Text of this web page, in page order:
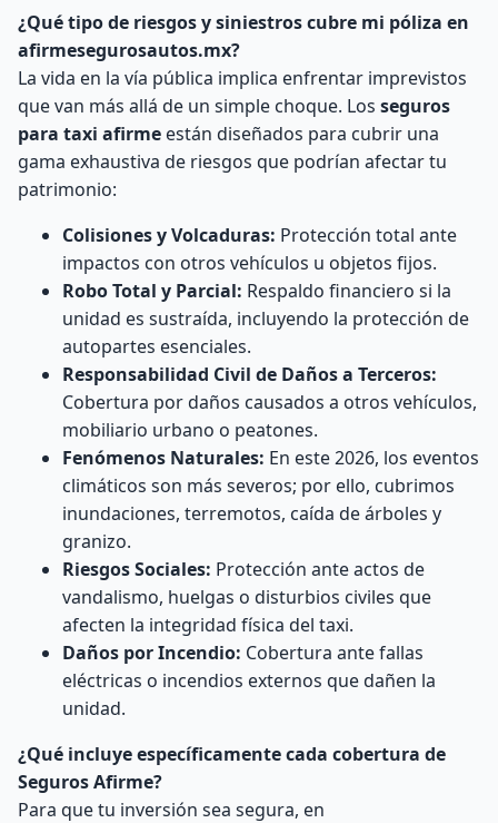
¿Qué tipo de riesgos y siniestros cubre mi póliza en
afirmesegurosautos.mx?
La vida en la vía pública implica enfrentar imprevistos
que van más allá de un simple choque. Los seguros
para taxi afirme están diseñados para cubrir una
gama exhaustiva de riesgos que podrían afectar tu
patrimonio:
Colisiones y Volcaduras: Protección total ante
impactos con otros vehículos u objetos fijos.
Robo Total y Parcial: Respaldo financiero si la
unidad es sustraída, incluyendo la protección de
autopartes esenciales.
Responsabilidad Civil de Daños a Terceros:
Cobertura por daños causados a otros vehículos,
mobiliario urbano o peatones.
Fenómenos Naturales: En este 2026, los eventos
climáticos son más severos; por ello, cubrimos
inundaciones, terremotos, caída de árboles y
granizo.
Riesgos Sociales: Protección ante actos de
vandalismo, huelgas o disturbios civiles que
afecten la integridad física del taxi.
Daños por Incendio: Cobertura ante fallas
eléctricas o incendios externos que dañen la
unidad.
¿Qué incluye específicamente cada cobertura de
Seguros Afirme?
Para que tu inversión sea segura, en